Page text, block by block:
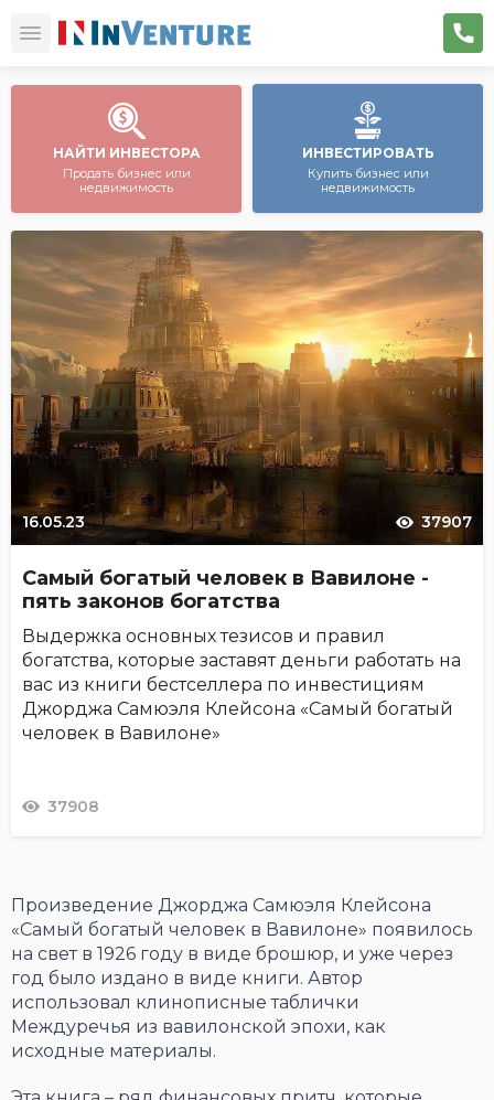
НАЙТИ ИНВЕСТОРА
Продать бизнес или
недвижимость
ИНВЕСТИРОВАТЬ
Купить бизнес или
недвижимость
16.05.23 37907
Самый богатый человек в Вавилоне -
пять законов богатства
Выдержка основных тезисов и правил
богатства, которые заставят деньги работать на
вас из книги бестселлера по инвестициям
Джорджа Самюэля Клейсона «Самый богатый
человек в Вавилоне»
37908
Произведение Джорджа Самюэля Клейсона
«Самый богатый человек в Вавилоне» появилось
на свет в 1926 году в виде брошюр, и уже через
год было издано в виде книги. Автор
использовал клинописные таблички
Междуречья из вавилонской эпохи, как
исходные материалы.